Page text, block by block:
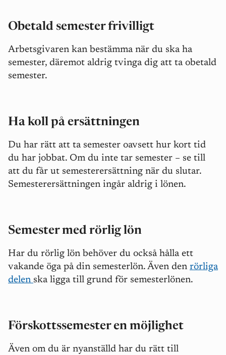
Obetald semester frivilligt
Arbetsgivaren kan bestämma när du ska ha
semester, däremot aldrig tvinga dig att ta obetald
semester.
Ha koll på ersättningen
Du har rätt att ta semester oavsett hur kort tid
du har jobbat. Om du inte tar semester – se till
att du får ut semesterersättning när du slutar.
Semesterersättningen ingår aldrig i lönen.
Semester med rörlig lön
Har du rörlig lön behöver du också hålla ett
vakande öga på din semesterlön. Även den rörliga
delen ska ligga till grund för semesterlönen.
Förskottssemester en möjlighet
Även om du är nyanställd har du rätt till